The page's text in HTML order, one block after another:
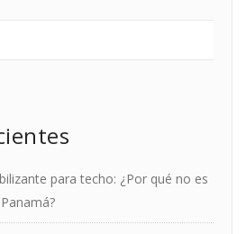
para techo: ¿Por qué no es